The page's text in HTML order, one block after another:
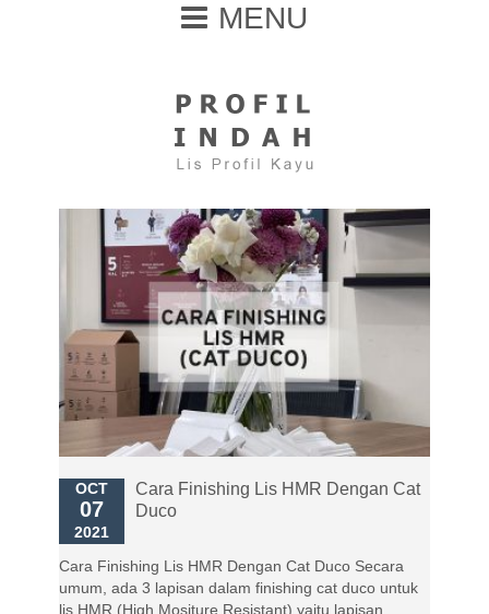
MENU
OCT
07
2021
Cara Finishing Lis HMR Dengan Cat
Duco
Cara Finishing Lis HMR Dengan Cat Duco Secara
umum, ada 3 lapisan dalam finishing cat duco untuk
lis HMR (High Mositure Resistant) yaitu lapisan